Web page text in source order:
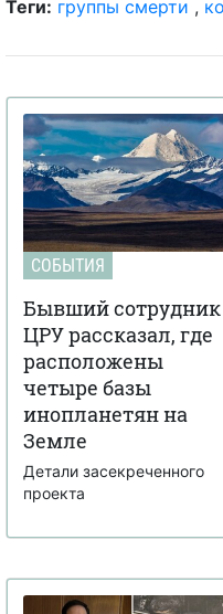
Теги: группы смерти ,
СОБЫТИЯ
Бывший сотрудник
ЦРУ рассказал, где
расположены
четыре базы
инопланетян на
Земле
Детали засекреченного
проекта